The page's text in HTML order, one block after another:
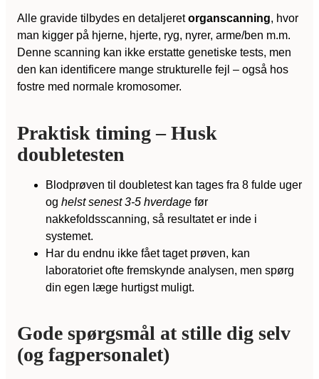
Alle gravide tilbydes en detaljeretorganscanning, hvor
man kigger på hjerne, hjerte, ryg, nyrer, arme/ben m.m.
Denne scanning kan ikke erstatte genetiske tests, men
den kan identificere mange strukturelle fejl – også hos
fostre med normale kromosomer.
Praktisk timing – Husk
doubletesten
Blodprøven til doubletest kan tages fra 8 fulde uger
og helst senest 3-5 hverdage før
nakkefoldsscanning, så resultatet er inde i
systemet.
Har du endnu ikke fået taget prøven, kan
laboratoriet ofte fremskynde analysen, men spørg
din egen læge hurtigst muligt.
Gode spørgsmål at stille dig selv
(og fagpersonalet)